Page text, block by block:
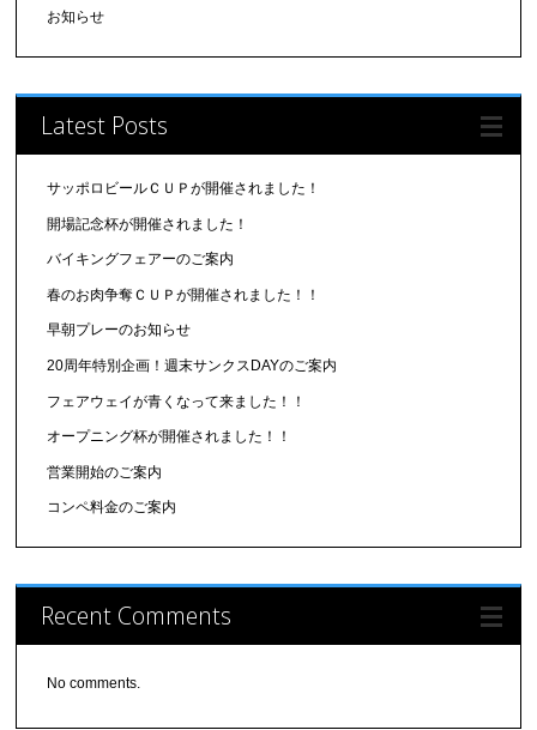
お知らせ
Latest Posts
サッポロビールＣＵＰが開催されました！
開場記念杯が開催されました！
バイキングフェアーのご案内
春のお肉争奪ＣＵＰが開催されました！！
早朝プレーのお知らせ
20周年特別企画！週末サンクスDAYのご案内
フェアウェイが青くなって来ました！！
オープニング杯が開催されました！！
営業開始のご案内
コンペ料金のご案内
Recent Comments
No comments.